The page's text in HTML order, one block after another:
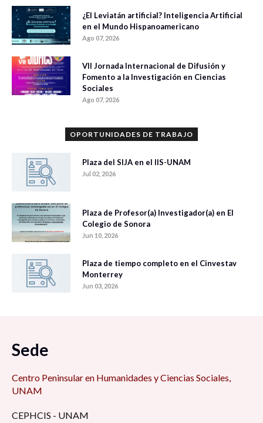
¿El Leviatán artificial? Inteligencia Artificial
en el Mundo Hispanoamericano
Ago 07, 2026
VII Jornada Internacional de Difusión y
Fomento a la Investigación en Ciencias
Sociales
Ago 07, 2026
OPORTUNIDADES DE TRABAJO
Plaza del SIJA en el IIS-UNAM
Jul 02, 2026
Plaza de Profesor(a) Investigador(a) en El
Colegio de Sonora
Jun 10, 2026
Plaza de tiempo completo en el Cinvestav
Monterrey
Jun 03, 2026
Sede
Centro Peninsular en Humanidades y Ciencias Sociales,
UNAM
CEPHCIS - UNAM